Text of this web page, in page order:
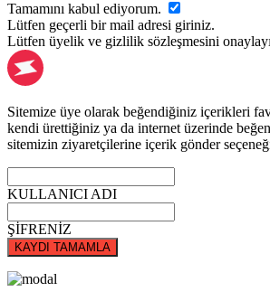
Tamamını kabul ediyorum.
Lütfen geçerli bir mail adresi giriniz.
Lütfen üyelik ve gizlilik sözleşmesini
Sitemize üye olarak beğendiğiniz içerikleri
kendi ürettiğiniz ya da internet üzerinde
sitemizin ziyaretçilerine içerik gönder
KULLANICI ADI
ŞİFRENİZ
KAYDI TAMAMLA